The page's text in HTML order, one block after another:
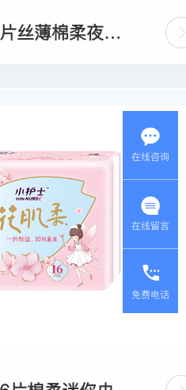
丝薄棉柔夜用
在线咨询
在线留言
免费电话